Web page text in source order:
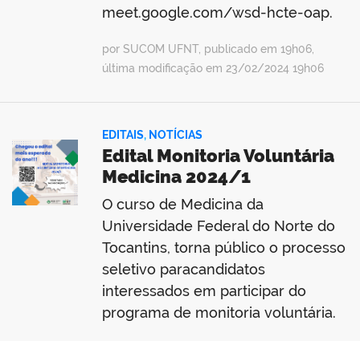
meet.google.com/wsd-hcte-oap.
por SUCOM UFNT, publicado em 19h06,
última modificação em 23/02/2024 19h06
EDITAIS, NOTÍCIAS
Edital Monitoria Voluntária
Medicina 2024/1
O curso de Medicina da
Universidade Federal do Norte do
Tocantins, torna público o processo
seletivo paracandidatos
interessados em participar do
programa de monitoria voluntária.